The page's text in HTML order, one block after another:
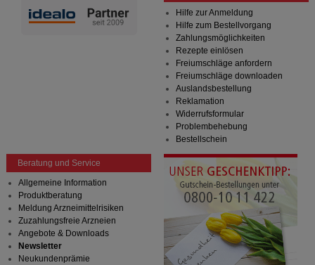
Website weiter für Sie optimieren können, den Inhalt
auf unserer Website aber auch die Werbung auf
Drittseiten möglichst relevant für Sie zu gestalten.
Bitte beachten Sie, dass Daten hierfür teilweise an
Dritte wie z.B. Google oder soziale Medien
Hilfe zur Anmeldung
Hilfe zum Bestellvorgang
Zahlungsmöglichkeiten
Rezepte einlösen
Freiumschläge anfordern
Freiumschläge downloaden
Auslandsbestellung
Reklamation
Widerrufsformular
Problembehebung
Bestellschein
Beratung und Service
Allgemeine Information
Produktberatung
Meldung Arzneimittelrisiken
Zuzahlungsfreie Arzneien
Angebote & Downloads
Newsletter
Neukundenprämie